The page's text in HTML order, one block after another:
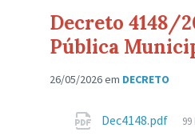
Decreto 4148/
Pública
26/05/2026em DECRETO
AnexosDec4148.pdf 99